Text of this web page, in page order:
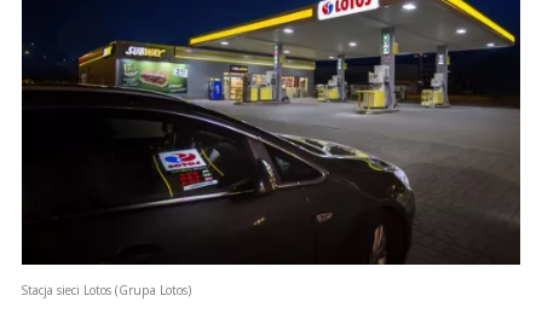
Stacja sieci Lotos (Grupa Lotos)